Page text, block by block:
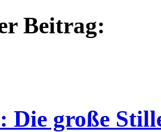
Beitrag:
Die große